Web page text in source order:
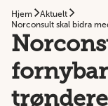
Hjem
Aktuelt
Norconsult skal bidra
trøndere